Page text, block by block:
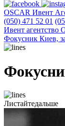
OSCAR Ивент
(050) 471 52 01
Ивент агентство
Фокусник Киев,
Листайтедальше